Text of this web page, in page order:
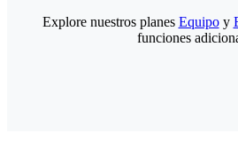
Explore nuestros planes Equipoy
funciones